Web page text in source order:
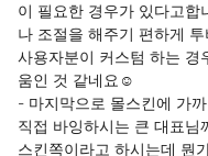
이 필요한 경우가 있다고합
나 조절을 해주기 편하게
사용자분이 커스텀 하는 경
움인 것 같네요☺️
- 마지막으로 몰스킨에 가
직접 바잉하시는 큰 대표님
스킨쪽이라고 하시는데 뭔